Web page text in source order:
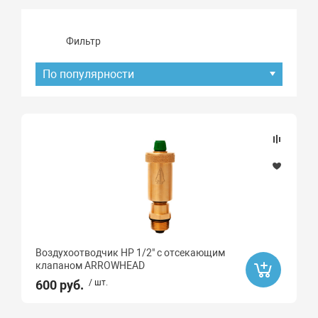
Фильтр
По популярности
ARROWHEAD
Воздухоотводчик НР 1/2" с отсекающим
клапаном ARROWHEAD
600 руб. / шт.